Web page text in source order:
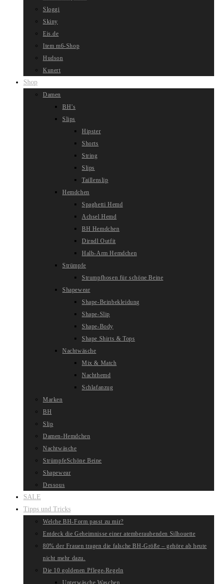
Sloggi
Skiny
Eis.de
Item m6-Shop
Hudson
Kunert
Shop
Damen
BH’s
Slips
Hipster
Shorts
String
Slips
Taillenslip
Hemdchen
Spaghetti Hemd
Achsel Hemd
BH Hemdchen
Dirndl Outfit
Halb-Arm Hemdchen
Strümpfe
Strumpfhosen für schöne Beine
Shapewear
Shape-Beinbekleidung
Shape-Slip
Shape-Body
Shape Shirts & Tops
Nachtwäsche
Mix & Match
Nachthemd
Schlafanzug
Marken
BH
Slip
Damen-Hemdchen
Nachtwäsche
StrümpfeSchöne Beine
Shapewear
Dessous
SALE
Tipps und Tricks
Welche BH-Form passt zu mir?
Entdeck die Geheimnisse einer atemberaubenden Silhouette
80% der Frauen tragen die falsche BH-Größe – gehöre ab heute
nicht mehr dazu.
Die 10 goldenen Pflege-Regeln
Unterwäsche Waschen